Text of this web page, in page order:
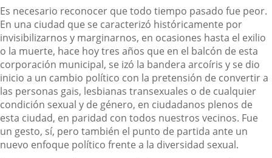
Es necesario reconocer que todo tiempo pasado fue peor.
En una ciudad que se caracterizó históricamente por
invisibilizarnos y marginarnos, en ocasiones hasta el exilio
o la muerte, hace hoy tres años que en el balcón de esta
corporación municipal, se izó la bandera arcoíris y se dio
inicio a un cambio político con la pretensión de convertir a
las personas gais, lesbianas transexuales o de cualquier
condición sexual y de género, en ciudadanos plenos de
esta ciudad, en paridad con todos nuestros vecinos. Fue
un gesto, sí, pero también el punto de partida ante un
nuevo enfoque político frente a la diversidad sexual.